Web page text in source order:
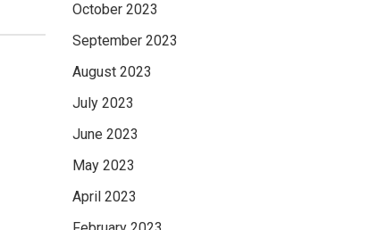
October 2023
September 2023
August 2023
July 2023
June 2023
May 2023
April 2023